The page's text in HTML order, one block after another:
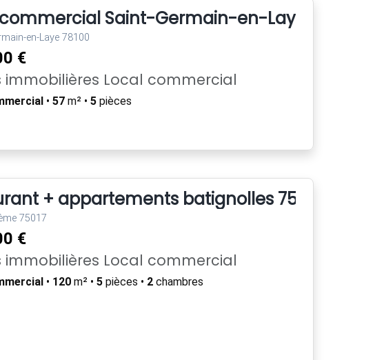
Saint-Germain-en-Laye (78100) -
en-Laye 78100
€
immobilières Local commercial
• 57m² • 5pièces
+ appartements batignolles 75017
75017
€
immobilières Local commercial
• 120m² • 5pièces • 2chambres